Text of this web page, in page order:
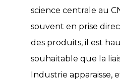
science centrale au
souvent en prise
des produits, il est
souhaitable que la
Industrie apparaisse,